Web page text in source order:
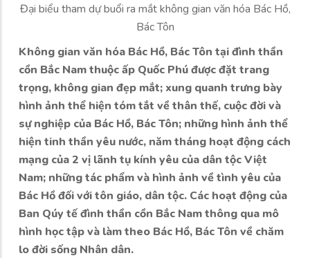
Đại biểu tham dự buổi ra mắt không gian văn hóa Bác Hồ,
Bác Tôn
Không gian văn hóa Bác Hồ, Bác Tôn tại đình thần
cồn Bắc Nam thuộc ấp Quốc Phú được đặt trang
trọng, không gian đẹp mắt; xung quanh trưng bày
hình ảnh thể hiện tóm tắt về thân thế, cuộc đời và
sự nghiệp của Bác Hồ, Bác Tôn; những hình ảnh thể
hiện tinh thần yêu nước, năm tháng hoạt động cách
mạng của 2 vị lãnh tụ kính yêu của dân tộc Việt
Nam; những tác phẩm và hình ảnh về tình yêu của
Bác Hồ đối với tôn giáo, dân tộc. Các hoạt động của
Ban Qúy tế đình thần cồn Bắc Nam thông qua mô
hình học tập và làm theo Bác Hồ, Bác Tôn về chăm
lo đời sống Nhân dân.